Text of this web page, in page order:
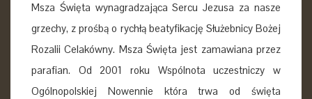
Msza Święta wynagradzająca Sercu Jezusa za nasze
grzechy, z prośbą o rychłą beatyfikację Służebnicy Bożej
Rozalii Celakówny. Msza Święta jest zamawiana przez
parafian. Od 2001 roku Wspólnota uczestniczy w
Ogólnopolskiej Nowennie która trwa od święta